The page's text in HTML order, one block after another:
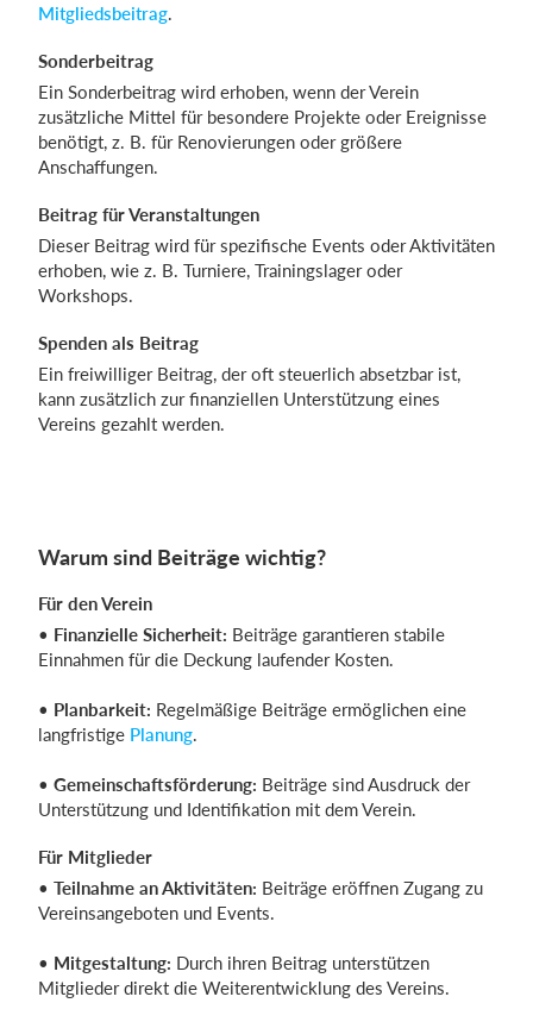
Mitgliedsbeitrag.
Sonderbeitrag
Ein Sonderbeitrag wird erhoben, wenn der Verein
zusätzliche Mittel für besondere Projekte oder Ereignisse
benötigt, z. B. für Renovierungen oder größere
Anschaffungen.
Beitrag für Veranstaltungen
Dieser Beitrag wird für spezifische Events oder Aktivitäten
erhoben, wie z. B. Turniere, Trainingslager oder
Workshops.
Spenden als Beitrag
Ein freiwilliger Beitrag, der oft steuerlich absetzbar ist,
kann zusätzlich zur finanziellen Unterstützung eines
Vereins gezahlt werden.
Warum sind Beiträge wichtig?
Für den Verein
• Finanzielle Sicherheit: Beiträge garantieren stabile
Einnahmen für die Deckung laufender Kosten.
• Planbarkeit: Regelmäßige Beiträge ermöglichen eine
langfristige Planung.
• Gemeinschaftsförderung: Beiträge sind Ausdruck der
Unterstützung und Identifikation mit dem Verein.
Für Mitglieder
• Teilnahme an Aktivitäten: Beiträge eröffnen Zugang zu
Vereinsangeboten und Events.
• Mitgestaltung: Durch ihren Beitrag unterstützen
Mitglieder direkt die Weiterentwicklung des Vereins.